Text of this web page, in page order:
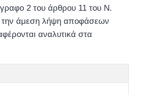
2 του άρθρου 11 του Ν.
την άμεση λήψη αποφάσεων
αναλυτικά στα